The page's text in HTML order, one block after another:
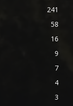
241
58
16
9
7
4
3